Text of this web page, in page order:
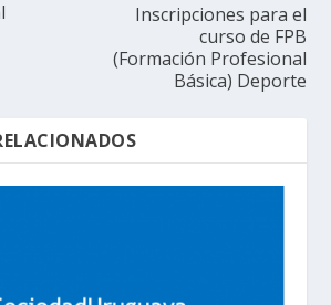
Inscripciones para el
curso de FPB
(Formación Profesional
Básica) Deporte